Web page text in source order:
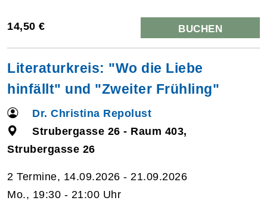
14,50 € BUCHEN
Literaturkreis: "Wo die Liebe
hinfällt" und "Zweiter Frühling"
Dr. Christina Repolust
Strubergasse 26 - Raum 403,
Strubergasse 26
2 Termine, 14.09.2026 - 21.09.2026
Mo., 19:30 - 21:00 Uhr